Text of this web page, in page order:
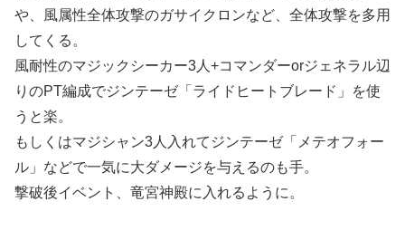
や、風属性全体攻撃のガサイクロンなど、全体攻撃を多用
してくる。
風耐性のマジックシーカー3人+コマンダーorジェネラル辺
りのPT編成でジンテーゼ「ライドヒートブレード」を使
うと楽。
もしくはマジシャン3人入れてジンテーゼ「メテオフォー
ル」などで一気に大ダメージを与えるのも手。
撃破後イベント、竜宮神殿に入れるように。